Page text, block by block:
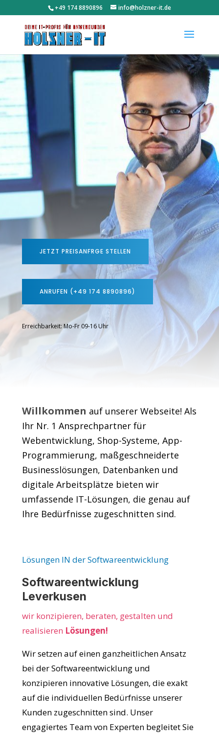
‭+49 174 8890896‬ info@holzner-it.de
JETZT PREISANFRGE STELLEN
ANRUFEN (+49 174 8890896)
Erreichbarkeit: Mo-Fr 09-16 Uhr
Willkommen auf unserer Webseite! Als
Ihr Nr. 1 Ansprechpartner für
Webentwicklung, Shop-Systeme, App-
Programmierung, maßgeschneiderte
Businesslösungen, Datenbanken und
digitale Arbeitsplätze bieten wir
umfassende IT-Lösungen, die genau auf
Ihre Bedürfnisse zugeschnitten sind.
Lösungen IN der Softwareentwicklung
Softwareentwicklung
Leverkusen
wir konzipieren, beraten, gestalten und
realisieren Lösungen!
Wir setzen auf einen ganzheitlichen Ansatz
bei der Softwareentwicklung und
konzipieren innovative Lösungen, die exakt
auf die individuellen Bedürfnisse unserer
Kunden zugeschnitten sind. Unser
engagiertes Team von Experten begleitet Sie